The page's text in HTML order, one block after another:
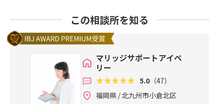
この相談所を知る
マリッジサポートアイベ
リー
5.0 （47）
福岡県 / 北九州市小倉北区